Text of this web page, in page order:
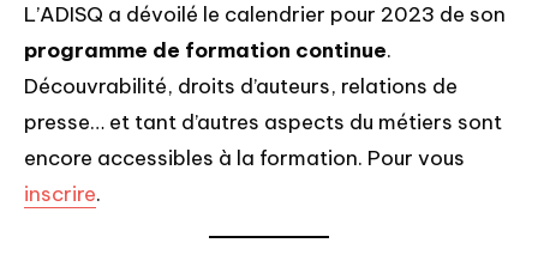
L’ADISQ a dévoilé le calendrier pour 2023 de son
programme de formation continue.
Découvrabilité, droits d’auteurs, relations de
presse… et tant d’autres aspects du métiers sont
encore accessibles à la formation. Pour vous
inscrire.